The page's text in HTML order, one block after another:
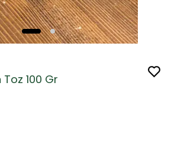
100 Gr